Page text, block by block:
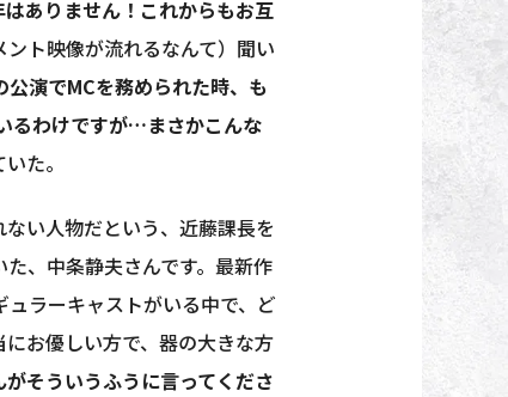
ありません！これからもお互
ト映像が流れるなんて）聞い
公演でMCを務められた時、も
るわけですが…まさかこんな
た。
い人物だという、近藤課長を
、中条静夫さんです。最新作
ラーキャストがいる中で、ど
お優しい方で、器の大きな方
がそういうふうに言ってくださ